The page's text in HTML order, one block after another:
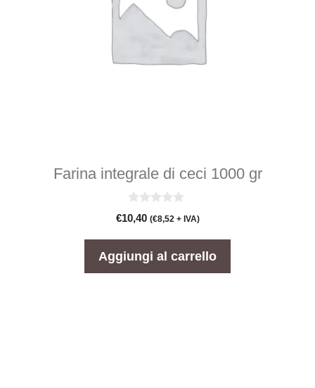
Farina integrale di ceci 1000 gr
0
s
€10,40 (€8,52 + IVA)
Aggiungi al carrello